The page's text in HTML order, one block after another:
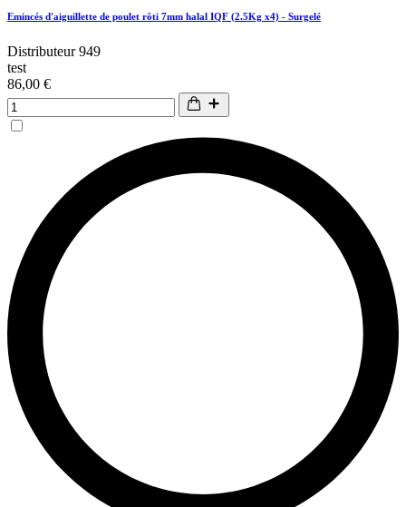
Emincés d'aiguillette de poulet rôti 7mm halal IQF (2.5Kg x4) - Surgelé
Distributeur 949
test
86,00 €